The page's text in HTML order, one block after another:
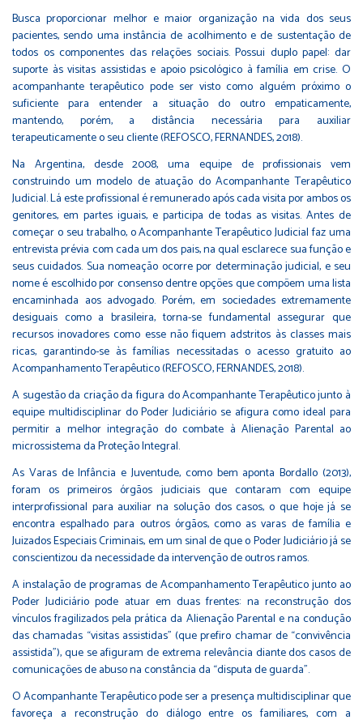
Busca proporcionar melhor e maior organização na vida dos seus
pacientes, sendo uma instância de acolhimento e de sustentação de
todos os componentes das relações sociais. Possui duplo papel: dar
suporte às visitas assistidas e apoio psicológico à família em crise. O
acompanhante terapêutico pode ser visto como alguém próximo o
suficiente para entender a situação do outro empaticamente,
mantendo, porém, a distância necessária para auxiliar
terapeuticamente o seu cliente (REFOSCO, FERNANDES, 2018).
Na Argentina, desde 2008, uma equipe de profissionais vem
construindo um modelo de atuação do Acompanhante Terapêutico
Judicial. Lá este profissional é remunerado após cada visita por ambos os
genitores, em partes iguais, e participa de todas as visitas. Antes de
começar o seu trabalho, o Acompanhante Terapêutico Judicial faz uma
entrevista prévia com cada um dos pais, na qual esclarece sua função e
seus cuidados. Sua nomeação ocorre por determinação judicial, e seu
nome é escolhido por consenso dentre opções que compõem uma lista
encaminhada aos advogado. Porém, em sociedades extremamente
desiguais como a brasileira, torna-se fundamental assegurar que
recursos inovadores como esse não fiquem adstritos às classes mais
ricas, garantindo-se às famílias necessitadas o acesso gratuito ao
Acompanhamento Terapêutico (REFOSCO, FERNANDES, 2018).
A sugestão da criação da figura do Acompanhante Terapêutico junto à
equipe multidisciplinar do Poder Judiciário se afigura como ideal para
permitir a melhor integração do combate à Alienação Parental ao
microssistema da Proteção Integral.
As Varas de Infância e Juventude, como bem aponta Bordallo (2013),
foram os primeiros órgãos judiciais que contaram com equipe
interprofissional para auxiliar na solução dos casos, o que hoje já se
encontra espalhado para outros órgãos, como as varas de família e
Juizados Especiais Criminais, em um sinal de que o Poder Judiciário já se
conscientizou da necessidade da intervenção de outros ramos.
A instalação de programas de Acompanhamento Terapêutico junto ao
Poder Judiciário pode atuar em duas frentes: na reconstrução dos
vínculos fragilizados pela prática da Alienação Parental e na condução
das chamadas “visitas assistidas” (que prefiro chamar de “convivência
assistida”), que se afiguram de extrema relevância diante dos casos de
comunicações de abuso na constância da “disputa de guarda”.
O Acompanhante Terapêutico pode ser a presença multidisciplinar que
favoreça a reconstrução do diálogo entre os familiares, com a